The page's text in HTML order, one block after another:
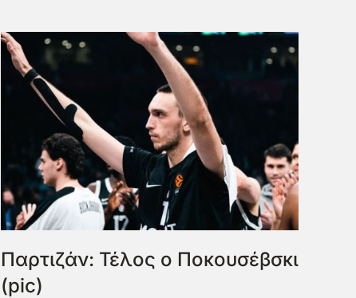
Παρτιζάν: Τέλος ο Ποκουσέβσκι
(pic)